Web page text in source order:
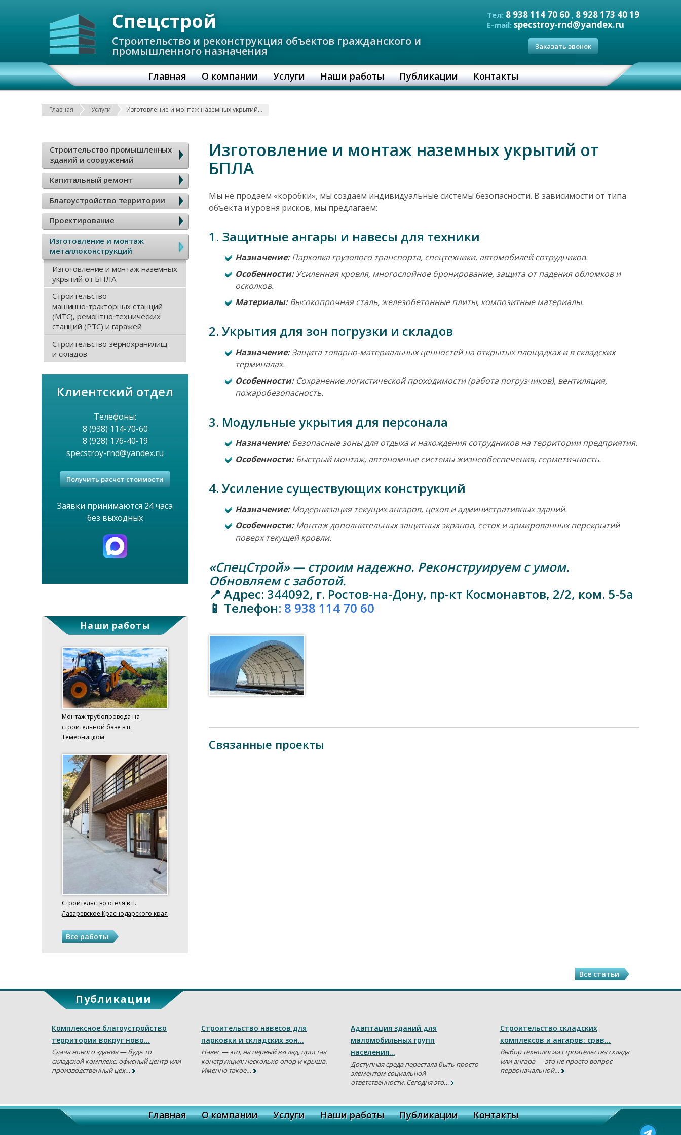
Спецстрой
Строительство и реконструкция объектов гражданского и
промышленного назначения
Тел: 8 938 114 70 60 , 8 928 173 40 19
E-mail: specstroy-rnd@yandex.ru
Заказать звонок
О
с
н
о
в
н
а
я
н
а
в
и
г
а
ц
и
я
Главная О компании Услуги Наши работы Публикации Контакты
Строка навигации
Главная Услуги Изготовление и монтаж наземных укрытий от БПЛА
Изготовление и монтаж наземных укрытий от
БПЛА
Мы не продаем «коробки», мы создаем индивидуальные системы безопасности. В зависимости от типа
объекта и уровня рисков, мы предлагаем:
1. Защитные ангары и навесы для техники
Назначение:Парковка грузового транспорта, спецтехники, автомобилей сотрудников.
Особенности:Усиленная кровля, многослойное бронирование, защита от падения обломков и
осколков.
Материалы:Высокопрочная сталь, железобетонные плиты, композитные материалы.
2. Укрытия для зон погрузки и складов
Назначение:Защита товарно-материальных ценностей на открытых площадках и в складских
терминалах.
Особенности:Сохранение логистической проходимости (работа погрузчиков), вентиляция,
пожаробезопасность.
3. Модульные укрытия для персонала
Назначение:Безопасные зоны для отдыха и нахождения сотрудников на территории предприятия.
Особенности:Быстрый монтаж, автономные системы жизнеобеспечения, герметичность.
4. Усиление существующих конструкций
Назначение:Модернизация текущих ангаров, цехов и административных зданий.
Особенности:Монтаж дополнительных защитных экранов, сеток и армированных перекрытий
поверх текущей кровли.
«СпецСтрой» — строим надежно. Реконструируем с умом.
Обновляем с заботой.
📍 Адрес: 344092, г. Ростов-на-Дону, пр-кт Космонавтов, 2/2, ком. 5-5а
📱 Телефон: 8 938 114 70 60
Связанные проекты
Б
о
к
о
в
о
е
м
е
н
ю
Строительство промышленных
зданий и сооружений
Капитальный ремонт
Благоустройство территории
Проектирование
Изготовление и монтаж
металлоконструкций
Изготовление и монтаж наземных
укрытий от БПЛА
Строительство
машинно‑тракторных станций
(МТС), ремонтно‑технических
станций (РТС) и гаражей
Строительство зернохранилищ
и складов
Клиентский отдел
Телефоны:
8 (938) 114-70-60
8 (928) 176-40-19
specstroy-rnd@yandex.ru
Получить расчет стоимости
Заявки принимаются 24 часа
без выходных
Наши работы
Монтаж трубопровода на
строительной базе в п.
Темерницком
Строительство отеля в п.
Лазаревское Краснодарского края
Все работы
Публикации
Комплексное благоустройство
территории вокруг ново…
Сдача нового здания — будь то
складской комплекс, офисный центр или
производственный цех…
Строительство навесов для
парковки и складских зон…
Навес — это, на первый взгляд, простая
конструкция: несколько опор и крыша.
Именно такое…
Адаптация зданий для
маломобильных групп
населения…
Доступная среда перестала быть просто
элементом социальной
ответственности. Сегодня это…
Строительство складских
комплексов и ангаров: срав…
Выбор технологии строительства склада
или ангара — это не просто вопрос
первоначальной…
Все статьи
О
Главная О компании Услуги Наши работы Публикации Контакты